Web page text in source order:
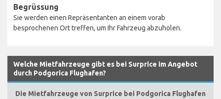
Begrüssung
Sie werden einen Repräsentanten an einem vorab
besprochenen Ort treffen, um Ihr Fahrzeug abzuholen.
Welche Mietfahrzeuge gibt es bei Surprice im Angebot
durch Podgorica Flughafen?
Die Mietfahrzeuge von Surprice bei Podgorica Flughafen